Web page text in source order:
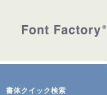
書体クイック検索